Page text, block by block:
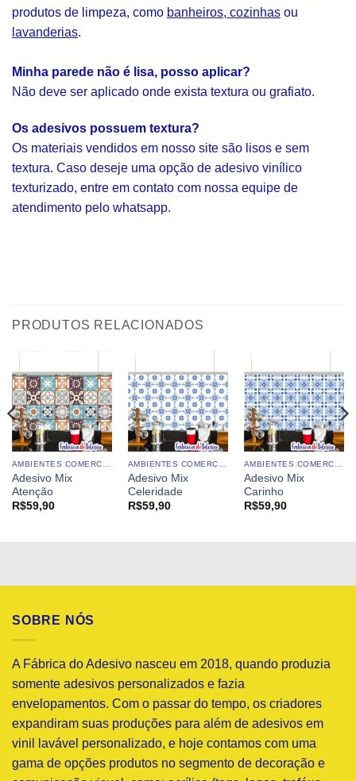
produtos de limpeza, como banheiros, cozinhas ou
lavanderias.
Minha parede não é lisa, posso aplicar?
Não deve ser aplicado onde exista textura ou grafiato.
Os adesivos possuem textura?
Os materiais vendidos em nosso site são lisos e sem
textura. Caso deseje uma opção de adesivo vinílico
texturizado, entre em contato com nossa equipe de
atendimento pelo whatsapp.
PRODUTOS RELACIONADOS
AMBIENTES COMERCIAIS
Adesivo Mix
Atenção
R$59,90
AMBIENTES COMERCIAIS
Adesivo Mix
Celeridade
R$59,90
AMBIENTES COMERCIAIS
Adesivo Mix
Carinho
R$59,90
SOBRE NÓS
A Fábrica do Adesivo nasceu em 2018, quando produzia
somente adesivos personalizados e fazia
envelopamentos. Com o passar do tempo, os criadores
expandiram suas produções para além de adesivos em
vinil lavável personalizado, e hoje contamos com uma
gama de opções produtos no segmento de decoração e